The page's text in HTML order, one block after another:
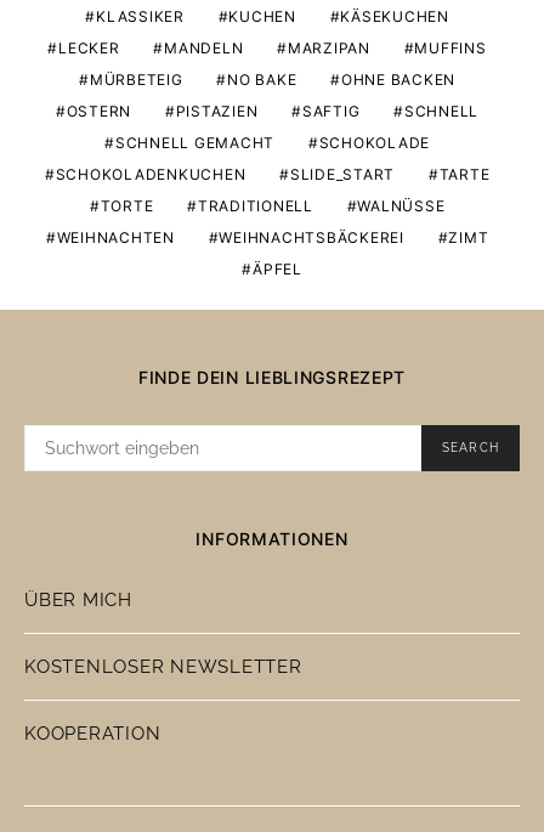
KLASSIKER
KUCHEN
KÄSEKUCHEN
LECKER
MANDELN MARZIPAN
MUFFINS
MÜRBETEIG
NO BAKE
OHNE BACKEN
OSTERN
PISTAZIEN SAFTIG
SCHNELL
SCHNELL GEMACHT
SCHOKOLADE
SCHOKOLADENKUCHEN
SLIDE_START
TARTE
TORTE
TRADITIONELL
WALNÜSSE
WEIHNACHTEN
WEIHNACHTSBÄCKEREI
ZIMT
ÄPFEL
FINDE DEIN LIEBLINGSREZEPT
SUCHE
SEARCH
INFORMATIONEN
ÜBER MICH
KOSTENLOSER NEWSLETTER
KOOPERATION